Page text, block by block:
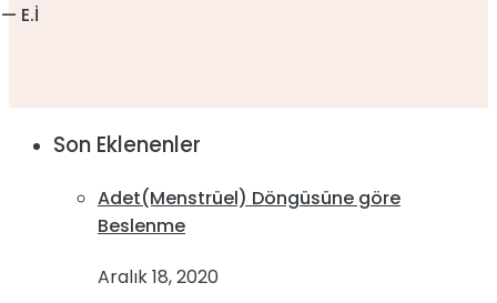
— E.İ
Son Eklenenler
Adet(Menstrüel) Döngüsüne göre
Beslenme
Aralık 18, 2020